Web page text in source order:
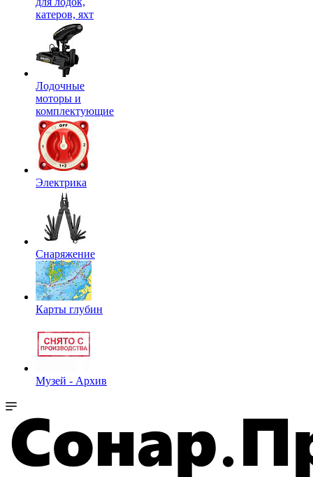
катеров, яхт
Лодочные
моторы и
комплектующие
Электрика
Снаряжение
Карты глубин
Музей - Архив